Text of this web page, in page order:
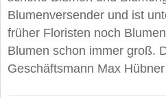
Blumenversender und ist
früher Floristen noch
Blumen schon immer groß.
Geschäftsmann Max